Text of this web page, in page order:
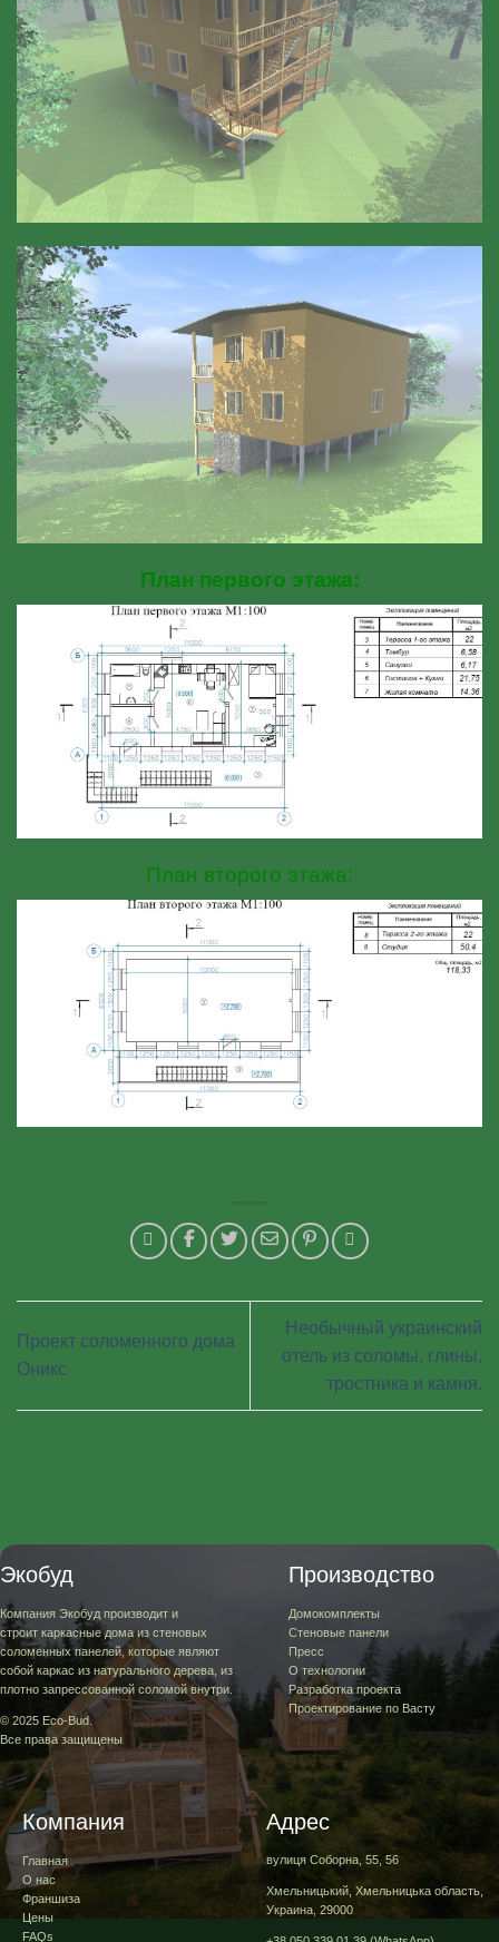
План первого этажа:
План второго этажа:
Проект соломенного дома
Оникс
Необычный украинский
отель из соломы, глины,
тростника и камня.
Экобуд
Компания Экобуд производит и
строит каркасные дома из стеновых
соломенных панелей, которые являют
собой каркас из натурального дерева, из
плотно запрессованной соломой внутри.
© 2025 Eco-Bud.
Все права защищены
Производство
Домокомплекты
Стеновые панели
Пресс
О технологии
Разработка проекта
Проектирование по Васту
Компания
Главная
О нас
Франшиза
Цены
FAQs
Адрес
вулиця Соборна, 55, 56
Хмельницький, Хмельницька область,
Украина, 29000